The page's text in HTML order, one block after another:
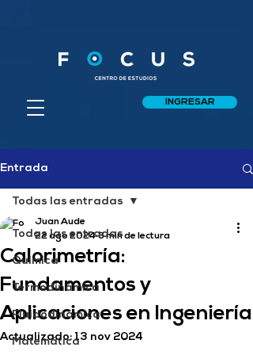
INGRESAR
Entrada
Todas las entradas
Química
Termodinámica
Fluidodinámica
Matemática
Todas las entradas
Calorimetría:
Fundamentos y
Aplicaciones en Ingeniería
Juan Aude
22 ago 2024 3 min de lectura
Actualizado:13 nov 2024